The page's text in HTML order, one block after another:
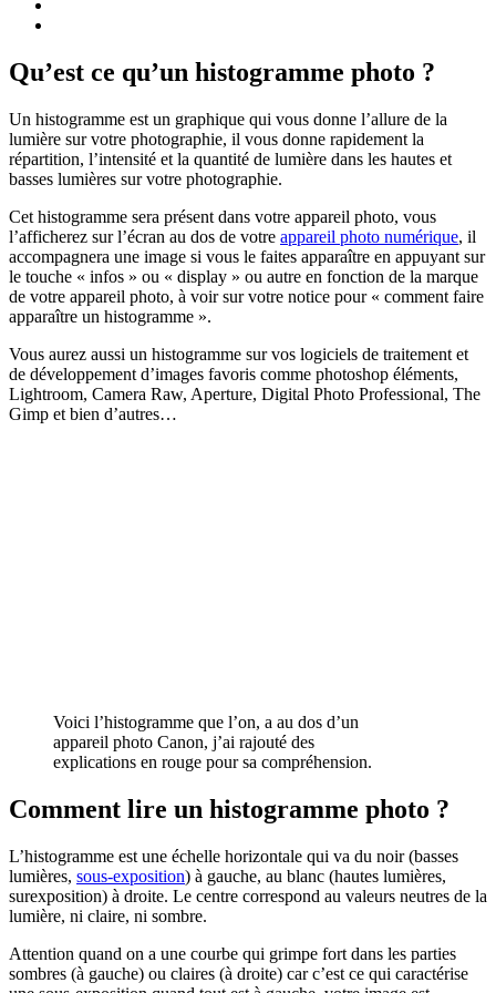
Qu’est ce qu’un histogramme photo ?
Un histogramme est un graphique qui vous donne l’allure de la
lumière sur votre photographie, il vous donne rapidement la
répartition, l’intensité et la quantité de lumière dans les hautes et
basses lumières sur votre photographie.
Cet histogramme sera présent dans votre appareil photo, vous
l’afficherez sur l’écran au dos de votre appareil photo numérique, il
accompagnera une image si vous le faites apparaître en appuyant sur
le touche « infos » ou « display » ou autre en fonction de la marque
de votre appareil photo, à voir sur votre notice pour « comment faire
apparaître un histogramme ».
Vous aurez aussi un histogramme sur vos logiciels de traitement et
de développement d’images favoris comme photoshop éléments,
Lightroom, Camera Raw, Aperture, Digital Photo Professional, The
Gimp et bien d’autres…
Voici l’histogramme que l’on, a au dos d’un
appareil photo Canon, j’ai rajouté des
explications en rouge pour sa compréhension.
Comment lire un histogramme photo ?
L’histogramme est une échelle horizontale qui va du noir (basses
lumières, sous-exposition) à gauche, au blanc (hautes lumières,
surexposition) à droite. Le centre correspond au valeurs neutres de la
lumière, ni claire, ni sombre.
Attention quand on a une courbe qui grimpe fort dans les parties
sombres (à gauche) ou claires (à droite) car c’est ce qui caractérise